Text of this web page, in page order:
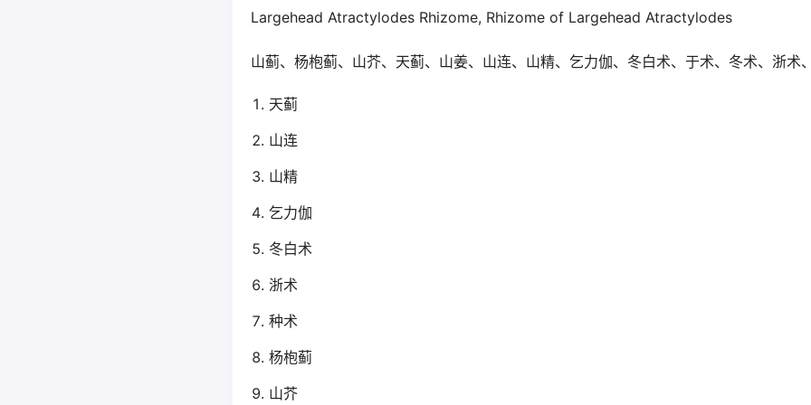
Largehead Atractylodes Rhizome, Rhizome of Largehead Atractylodes
山蓟、杨枹蓟、山芥、天蓟、山姜、山连、山精、乞力伽、冬白术、于术、冬术、浙术
天蓟
山连
山精
乞力伽
冬白术
浙术
种术
杨枹蓟
山芥